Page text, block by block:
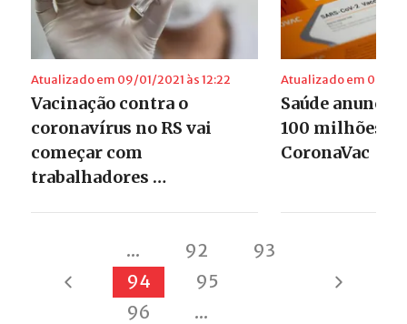
Atualizado em 09/01/2021 às 12:22
Vacinação contra o
coronavírus no RS vai
começar com
trabalhadores …
Atualizado em 09/01/
Saúde anuncia
100 milhões
CoronaVac
... 92
93
94
95
96
...